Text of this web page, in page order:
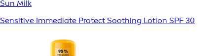
Sun Milk
Sensitive Immediate Protect Soothing Lotion SPF 30